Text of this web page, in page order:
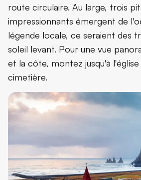
route circulaire. Au large, trois
impressionnants émergent de
légende locale, ce seraient des
soleil levant. Pour une vue
et la côte, montez jusqu'à
cimetière.